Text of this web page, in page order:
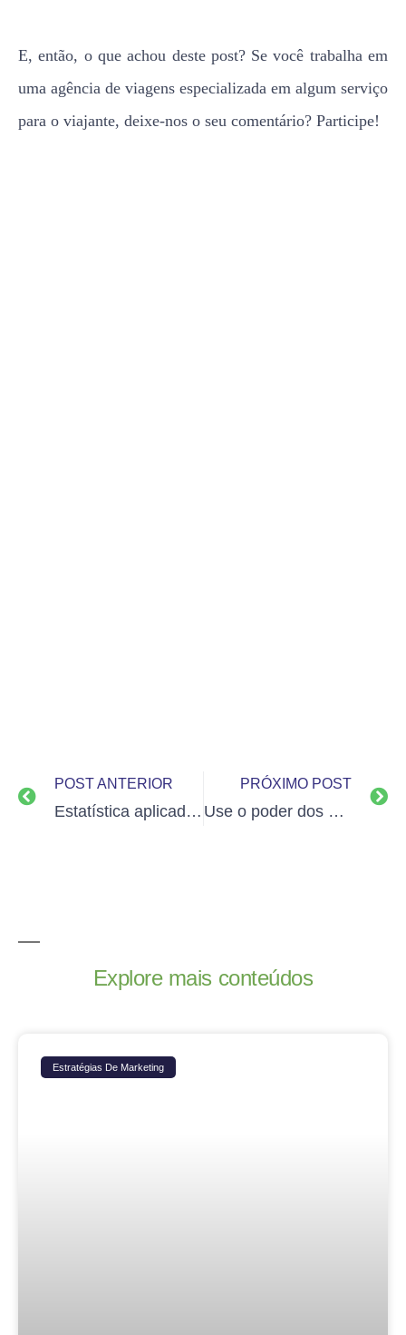
E, então, o que achou deste post? Se você trabalha em
uma agência de viagens especializada em algum serviço
para o viajante, deixe-nos o seu comentário? Participe!
POST ANTERIOR
Estatística aplicada para viagens corporativas
PRÓXIMO POST
Use o poder dos prazos
Explore mais conteúdos
Estratégias De Marketing